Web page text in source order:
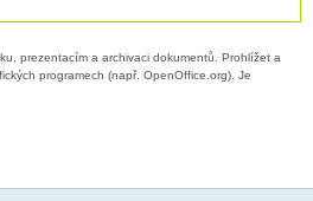
prezentacím a archivaci dokumentů. Prohlížet a
programech (např. OpenOffice.org). Je